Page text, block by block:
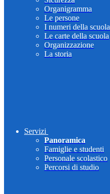
Organigramma
Le persone
I numeri della scuola
Le carte della scuola
Organizzazione
La storia
Servizi
Panoramica
Famiglie e studenti
Personale scolastico
Percorsi di studio